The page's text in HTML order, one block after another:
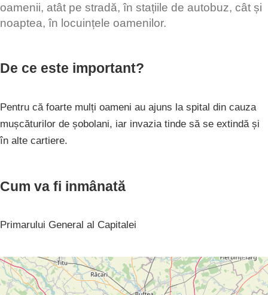
oamenii, atât pe stradă, în stațiile de autobuz, cât și
noaptea, în locuințele oamenilor.
De ce este important?
Pentru că foarte mulți oameni au ajuns la spital din cauza
mușcăturilor de șobolani, iar invazia tinde să se extindă și
în alte cartiere.
Cum va fi inmânată
Primarului General al Capitalei